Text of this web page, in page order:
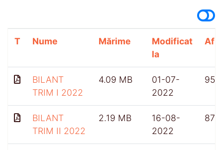
T Nume Mărime
Modificat
la
BILANT
TRIM I 2022
4.09 MB
01-07-
2022
959
BILANT
TRIM II 2022
2.19 MB
16-08-
2022
876